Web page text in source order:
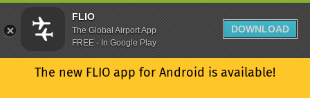
The new FLIO app for Android is available!
FLIO
The Global Airport App
FREE - In Google Play
DOWNLOAD